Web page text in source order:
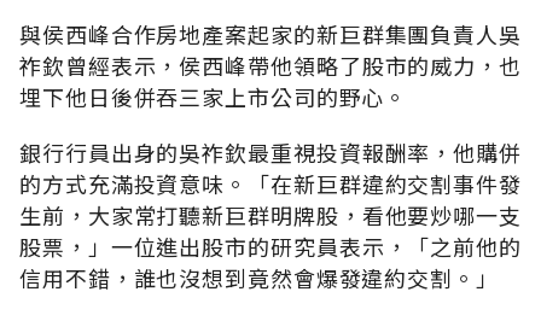
與侯西峰合作房地產案起家的新巨群集團負責人吳
祚欽曾經表示，侯西峰帶他領略了股市的威力，也
埋下他日後併吞三家上市公司的野心。
銀行行員出身的吳祚欽最重視投資報酬率，他購併
的方式充滿投資意味。「在新巨群違約交割事件發
生前，大家常打聽新巨群明牌股，看他要炒哪一支
股票，」一位進出股市的研究員表示，「之前他的
信用不錯，誰也沒想到竟然會爆發違約交割。」